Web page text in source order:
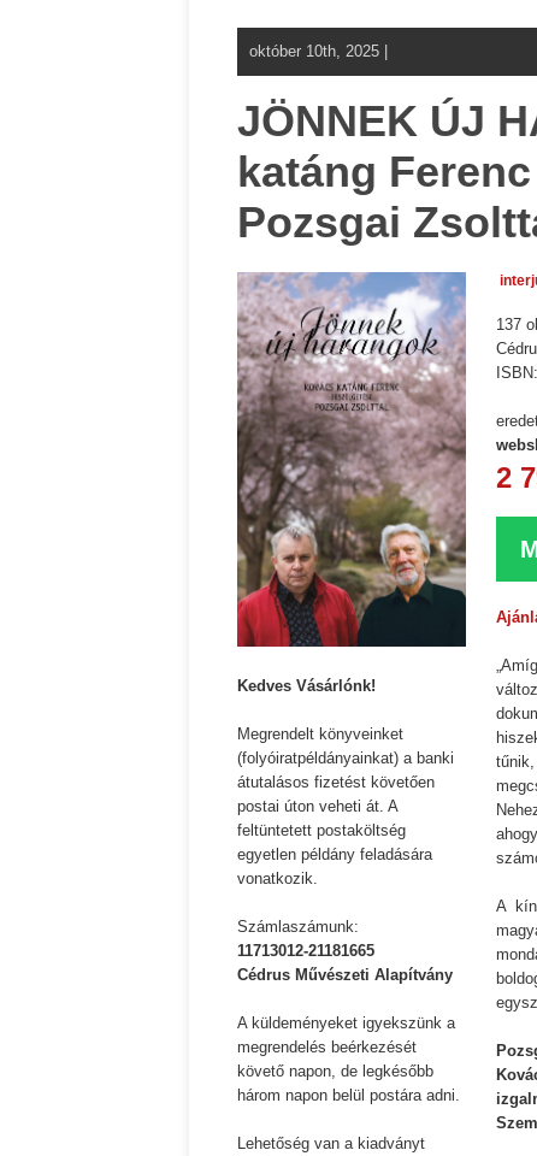
október 10th, 2025 |
JÖNNEK ÚJ
katáng
Pozsgai
Kedves Vásárlónk!
Megrendelt könyveinket
(folyóiratpéldányainkat) a banki
átutalásos fizetést követően
postai úton veheti át. A
feltüntetett postaköltség
egyetlen példány feladására
vonatkozik.
Számlaszámunk:
11713012-21181665
Cédrus Művészeti Alapítvány
A küldeményeket igyekszünk a
megrendelés beérkezését
követő napon, de legkésőbb
három napon belül postára adni.
Lehetőség van a kiadványt
137
2
A
Káplán Géza: Erotikai